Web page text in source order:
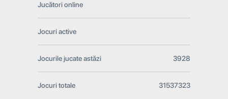
Jucători online
Jocuri active
Jocurile jucate astăzi 3928
Jocuri totale 31537323